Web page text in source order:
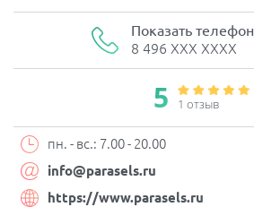
Показать телефон
8 496 XXX XXXX
5 1 отзыв
пн. - вс.: 7.00 - 20.00
info@parasels.ru
https://www.parasels.ru